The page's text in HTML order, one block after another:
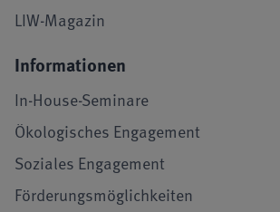
LIW-Magazin
Informationen
In-House-Seminare
Ökologisches Engagement
Soziales Engagement
Förderungsmöglichkeiten